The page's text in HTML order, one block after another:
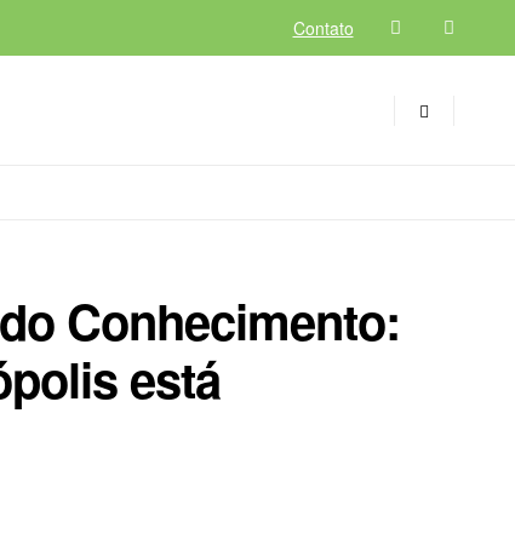
Contato
Conhecimento:
está